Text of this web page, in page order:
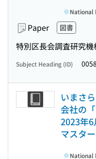
Paper 図書
特別区長会調査研究機
National
Subject Heading (ID)
いまさ
会社の
2023年
マスタ
National